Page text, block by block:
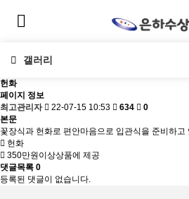
갤러리
헌화
페이지 정보
최고관리자
22-07-15 10:53 634
0
본문
꽃장식과 헌화로 편안마음으로 입관식을 준비하고
헌화
350만원이상상품에 제공
댓글목록 0
등록된 댓글이 없습니다.